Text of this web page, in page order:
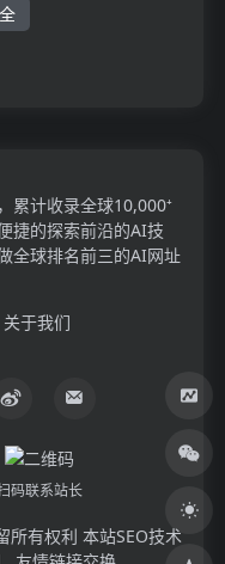
累计收录全球10,000⁺
捷的探索前沿的AI技
全球排名前三的AI网址
关于我们
码联系站长
所有权利 本站SEO技术